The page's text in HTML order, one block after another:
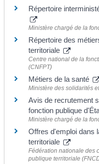
Répertoire
Ministère chargé de la
Répertoire des
territoriale
Centre national de la
(CNFPT)
Métiers de la santé
Ministère des solidarités
Avis de recrutement
fonction publique
Ministère chargé de la
Offres d'emploi dans
territoriale
Fédération nationale des
publique territoriale